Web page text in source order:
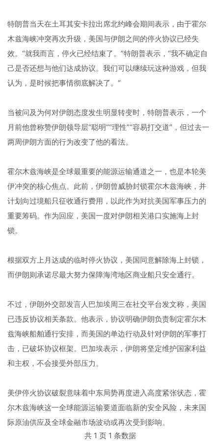
特朗普当天在土耳其安卡拉出席北约峰会期间表示，由于霍尔
木兹海峡冲突再次升级，美国与伊朗之间的停火协议已经失
效。“就我而言，停火已经结束了。”特朗普表示，“我不确定自
己是否还想与他们达成协议。我们可以继续玩这种游戏，但我
认为，是时候把事情彻底解决了。”
当被问及为何对伊朗态度发生明显转变时，特朗普表示，一个
月前他曾称赞伊朗领导层“聪明”“理性”“容易打交道”，但过去一
两周伊朗方面的行为改变了他的看法。
霍尔木兹海峡是全球最重要的能源运输通道之一，也是本轮美
伊冲突的核心焦点。此前，伊朗曾威胁封锁霍尔木兹海峡，并
计划向过境船只征收通行费用，以此作为对抗美国军事压力的
重要筹码。作为回应，美国一度对伊朗相关港口实施海上封
锁。
根据双方上月达成的临时停火协议，美国同意解除海上封锁，
而伊朗则承诺尽最大努力保障海湾地区商业船只安全通行。
不过，伊朗外交部发言人巴加埃周三在社交平台发文称，美国
已违反协议相关条款。他表示，协议明确伊朗负责制定霍尔木
兹海峡船舶通行安排，而美国的单边行动及针对伊朗的军事打
击，已破坏协议框架。巴加埃表示，伊朗将坚定维护国家利益
和主权，不会接受外部压力。
美伊停火协议破裂意味着中东局势再度进入高度紧张状态，霍
尔木兹海峡这一全球能源运输要道面临新的安全风险，未来国
际原油供应及全球金融市场波动或再次受到影响。
共 1 页 1 条数据